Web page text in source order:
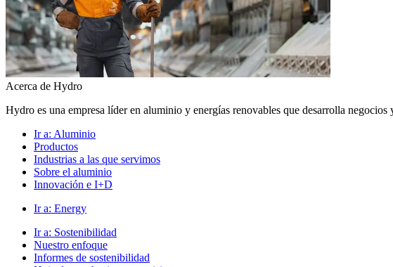
Acerca de Hydro
Hydro es una empresa líder en aluminio y energías renovables que desarrolla
Ir a: Aluminio
Productos
Industrias a las que servimos
Sobre el aluminio
Innovación e I+D
Ir a: Energy
Ir a: Sostenibilidad
Nuestro enfoque
Informes de sostenibilidad